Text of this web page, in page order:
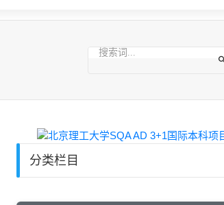
分类栏目